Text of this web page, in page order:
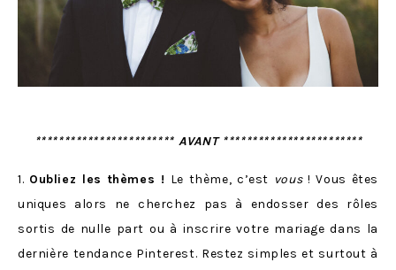
************************ AVANT ************************
1. Oubliez les thèmes ! Le thème, c’est vous ! Vous êtes
uniques alors ne cherchez pas à endosser des rôles
sortis de nulle part ou à inscrire votre mariage dans la
dernière tendance Pinterest. Restez simples et surtout à